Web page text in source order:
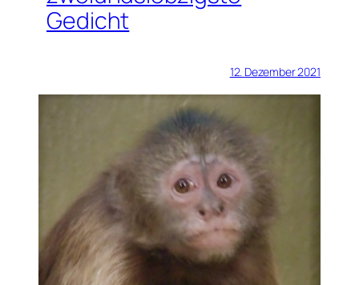
Gedicht
12. Dezember 2021